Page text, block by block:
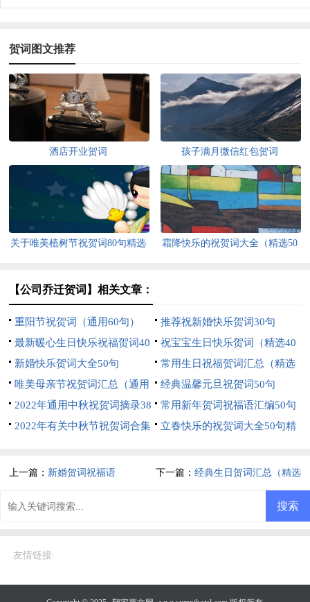
贺词图文推荐
酒店开业贺词 孩子满月微信红包贺词
关于唯美植树节祝贺词80句精选
霜降快乐的祝贺词大全（精选50
【公司乔迁贺词】相关文章：
重阳节祝贺词（通用60句）
推荐祝新婚快乐贺词30句
最新暖心生日快乐祝福贺词40
句
祝宝宝生日快乐贺词（精选40
句）
新婚快乐贺词大全50句
常用生日祝福贺词汇总（精选
200句）
唯美母亲节祝贺词汇总（通用
50句）
经典温馨元旦祝贺词50句
2022年通用中秋祝贺词摘录38
条
常用新年贺词祝福语汇编50句
2022年有关中秋节祝贺词合集
立春快乐的祝贺词大全50句精
上一篇： 新婚贺词祝福语 下一篇： 经典生日贺词汇总（精选
友情链接: